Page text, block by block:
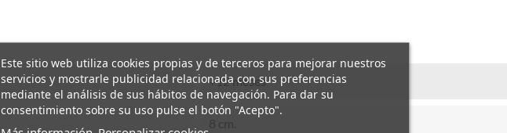
+12 meses
8 cm.
Este sitio web utiliza cookies propias y de terceros para mejorar nuestros
servicios y mostrarle publicidad relacionada con sus preferencias
mediante el análisis de sus hábitos de navegación. Para dar su
consentimiento sobre su uso pulse el botón "Acepto".